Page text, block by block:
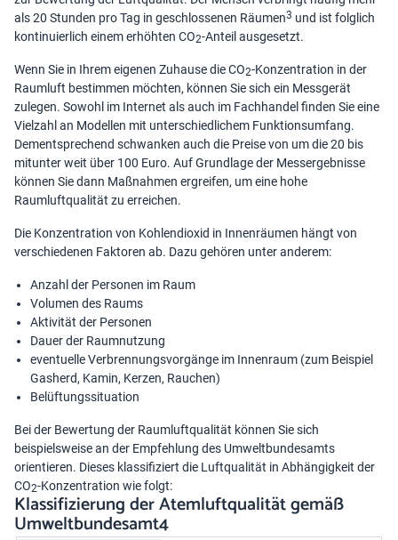
als 20 Stunden pro Tag in geschlossenen Räumen3 und ist folglich
kontinuierlich einem erhöhten CO2-Anteil ausgesetzt.
Wenn Sie in Ihrem eigenen Zuhause die CO2-Konzentration in der
Raumluft bestimmen möchten, können Sie sich ein Messgerät
zulegen. Sowohl im Internet als auch im Fachhandel finden Sie eine
Vielzahl an Modellen mit unterschiedlichem Funktionsumfang.
Dementsprechend schwanken auch die Preise von um die 20 bis
mitunter weit über 100 Euro. Auf Grundlage der Messergebnisse
können Sie dann Maßnahmen ergreifen, um eine hohe
Raumluftqualität zu erreichen.
Die Konzentration von Kohlendioxid in Innenräumen hängt von
verschiedenen Faktoren ab. Dazu gehören unter anderem:
Anzahl der Personen im Raum
Volumen des Raums
Aktivität der Personen
Dauer der Raumnutzung
eventuelle Verbrennungsvorgänge im Innenraum (zum Beispiel
Gasherd, Kamin, Kerzen, Rauchen)
Belüftungssituation
Bei der Bewertung der Raumluftqualität können Sie sich
beispielsweise an der Empfehlung des Umweltbundesamts
orientieren. Dieses klassifiziert die Luftqualität in Abhängigkeit der
CO2-Konzentration wie folgt:
Klassifizierung der Atemluftqualität gemäß
Umweltbundesamt4